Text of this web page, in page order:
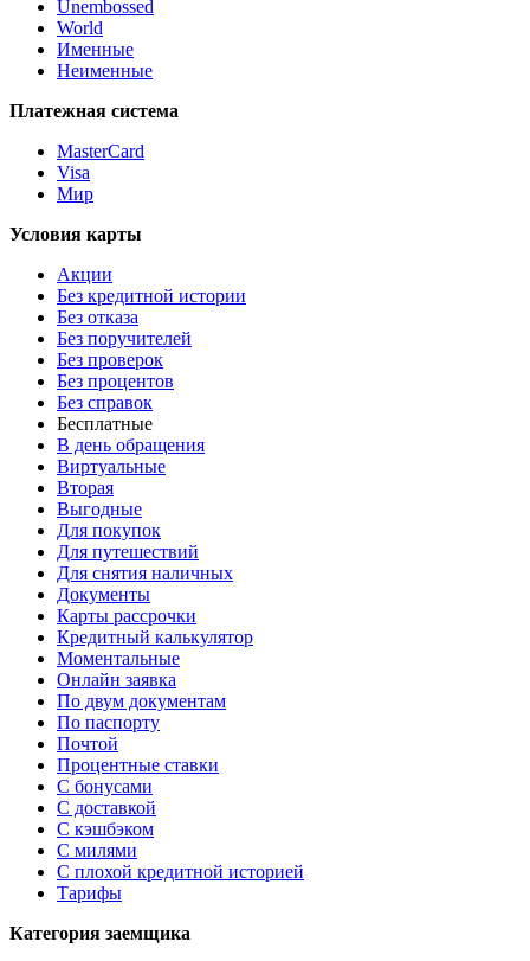
Unembossed
World
Именные
Неименные
Платежная система
MasterCard
Visa
Мир
Условия карты
Акции
Без кредитной истории
Без отказа
Без поручителей
Без проверок
Без процентов
Без справок
Бесплатные
В день обращения
Виртуальные
Вторая
Выгодные
Для покупок
Для путешествий
Для снятия наличных
Документы
Карты рассрочки
Кредитный калькулятор
Моментальные
Онлайн заявка
По двум документам
По паспорту
Почтой
Процентные ставки
С бонусами
С доставкой
С кэшбэком
С милями
С плохой кредитной историей
Тарифы
Категория заемщика